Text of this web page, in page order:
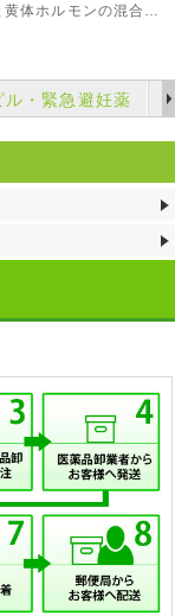
体ホルモンの混合剤
ル・緊急避妊薬